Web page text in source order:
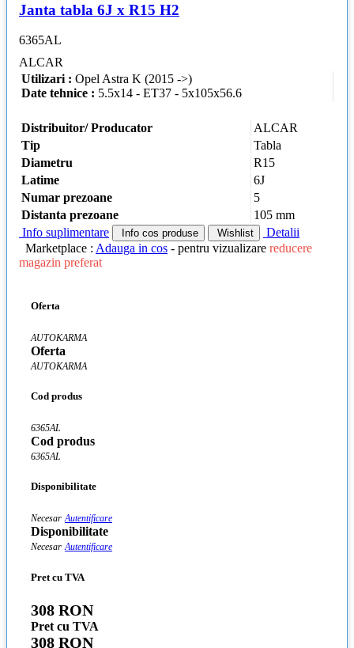
Janta tabla 6J x R15 H2
6365AL
ALCAR
Utilizari : Opel Astra K (2015 ->)
Date tehnice : 5.5x14 - ET37 - 5x105x56.6
Distribuitor/ Producator
ALCAR
Tip
Tabla
Diametru
R15
Latime
6J
Numar prezoane
5
Distanta prezoane
105 mm
Info suplimentare
Info cos produse Wishlist
Detalii
Marketplace : Adauga in cos - pentru vizualizare reducere
magazin preferat
Oferta
AUTOKARMA
Oferta
AUTOKARMA
Cod produs
6365AL
Cod produs
6365AL
Disponibilitate
Necesar Autentificare
Disponibilitate
Necesar Autentificare
Pret cu TVA
308 RON
Pret cu TVA
308 RON